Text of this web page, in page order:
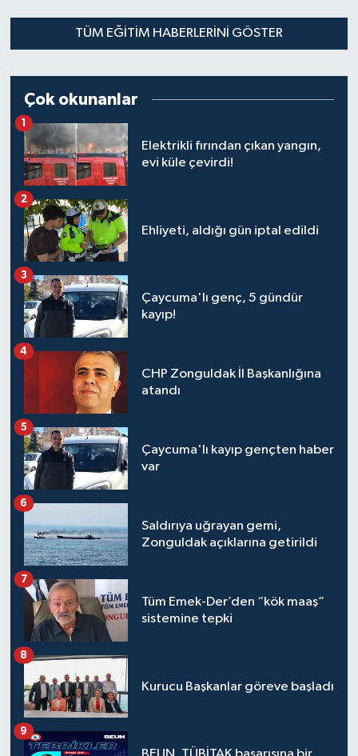
TÜM EĞITIM HABERLERINI GÖSTER
Çok okunanlar
Elektrikli fırından çıkan yangın,
evi küle çevirdi!
1
Ehliyeti, aldığı gün iptal edildi
2
Çaycuma'lı genç, 5 gündür
kayıp!
3
CHP Zonguldak İl Başkanlığına
atandı
4
Çaycuma'lı kayıp gençten haber
var
5
Saldırıya uğrayan gemi,
Zonguldak açıklarına getirildi
6
Tüm Emek-Der’den “kök maaş”
sistemine tepki
7
Kurucu Başkanlar göreve başladı
8
9
Dünya
Eğitim
Magazin
haber ara
Günün Haberleri
Yazarlarımız
Tüm Makaleler
Tüm Haberler
Videolu Haberler
Tüm Haberler
Spor